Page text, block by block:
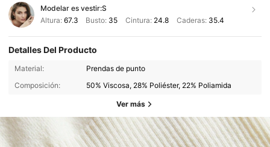
Modelar es vestir:S
Altura: 67.3 Busto: 35 Cintura: 24.8 Caderas: 35.4
Detalles Del Producto
Material:
Prendas de punto
Composición:
50% Viscosa, 28% Poliéster, 22% Poliamida
Ver más